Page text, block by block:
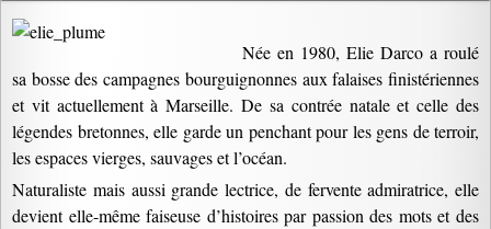
Née en 1980, Elie Darco a roulé
sa bosse des campagnes bourguignonnes aux falaises finistériennes
et vit actuellement à Marseille. De sa contrée natale et celle des
légendes bretonnes, elle garde un penchant pour les gens de terroir,
les espaces vierges, sauvages et l’océan.
Naturaliste mais aussi grande lectrice, de fervente admiratrice, elle
devient elle-même faiseuse d’histoires par passion des mots et des